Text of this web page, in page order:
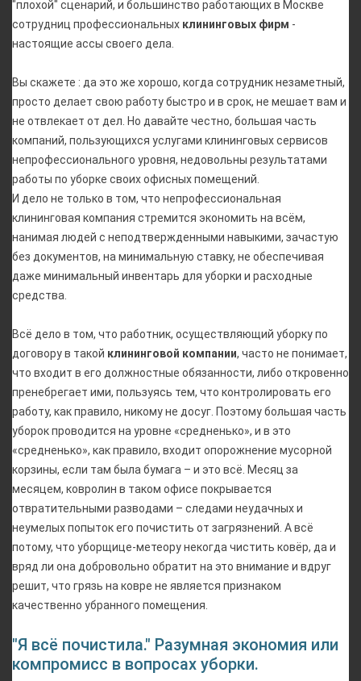
"плохой" сценарий, и большинство работающих в Москве
сотрудниц профессиональных клининговых фирм -
настоящие ассы своего дела.
Вы скажете : да это же хорошо, когда сотрудник незаметный,
просто делает свою работу быстро и в срок, не мешает вам и
не отвлекает от дел. Но давайте честно, большая часть
компаний, пользующихся услугами клининговых сервисов
непрофессионального уровня, недовольны результатами
работы по уборке своих офисных помещений.
И дело не только в том, что непрофессиональная
клининговая компания стремится экономить на всём,
нанимая людей с неподтвержденными навыкими, зачастую
без документов, на минимальную ставку, не обеспечивая
даже минимальный инвентарь для уборки и расходные
средства.
Всё дело в том, что работник, осуществляющий уборку по
договору в такой клининговой компании, часто не понимает,
что входит в его должностные обязанности, либо откровенно
пренебрегает ими, пользуясь тем, что контролировать его
работу, как правило, никому не досуг. Поэтому большая часть
уборок проводится на уровне «средненько», и в это
«средненько», как правило, входит опорожнение мусорной
корзины, если там была бумага – и это всё. Месяц за
месяцем, ковролин в таком офисе покрывается
отвратительными разводами – следами неудачных и
неумелых попыток его почистить от загрязнений. А всё
потому, что уборщице-метеору некогда чистить ковёр, да и
вряд ли она добровольно обратит на это внимание и вдруг
решит, что грязь на ковре не является признаком
качественно убранного помещения.
"Я всё почистила." Разумная экономия или
компромисс в вопросах уборки.